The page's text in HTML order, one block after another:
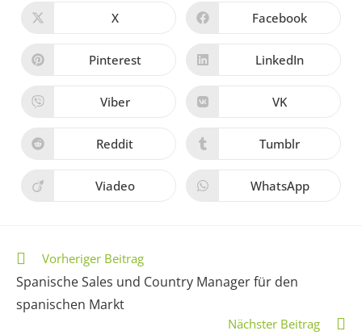
X Facebook
Pinterest LinkedIn
Viber VK
Reddit Tumblr
Viadeo WhatsApp
Vorheriger Beitrag
Spanische Sales und Country Manager für den
spanischen Markt
Nächster Beitrag